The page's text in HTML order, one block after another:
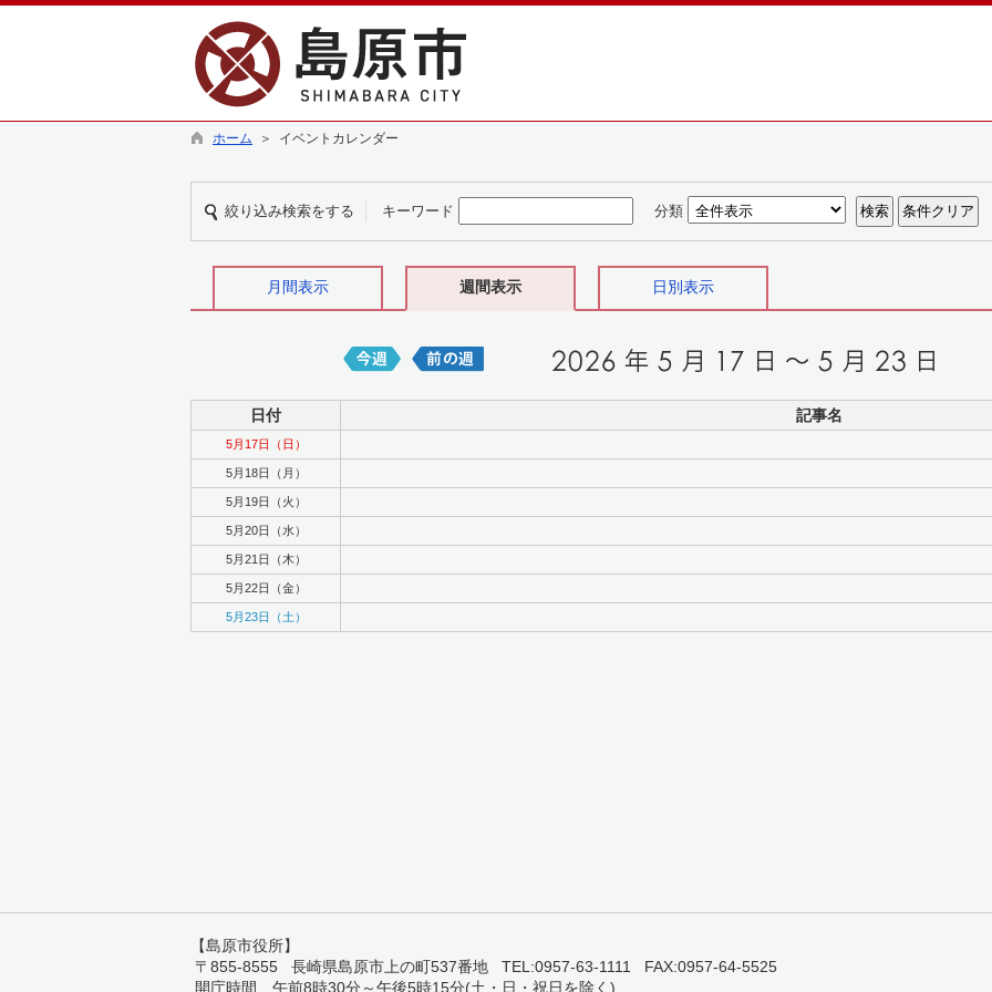
ホーム ＞ イベントカレンダー
絞り込み検索をする キーワード 分類
月間表示 週間表示 日別表示
日付 記事名
5月17日（日）
5月18日（月）
5月19日（火）
5月20日（水）
5月21日（木）
5月22日（金）
5月23日（土）
【島原市役所】
〒855-8555 長崎県島原市上の町537番地 TEL:0957-63-1111 FAX:0957-64-5525
開庁時間 午前8時30分～午後5時15分(土・日・祝日を除く)